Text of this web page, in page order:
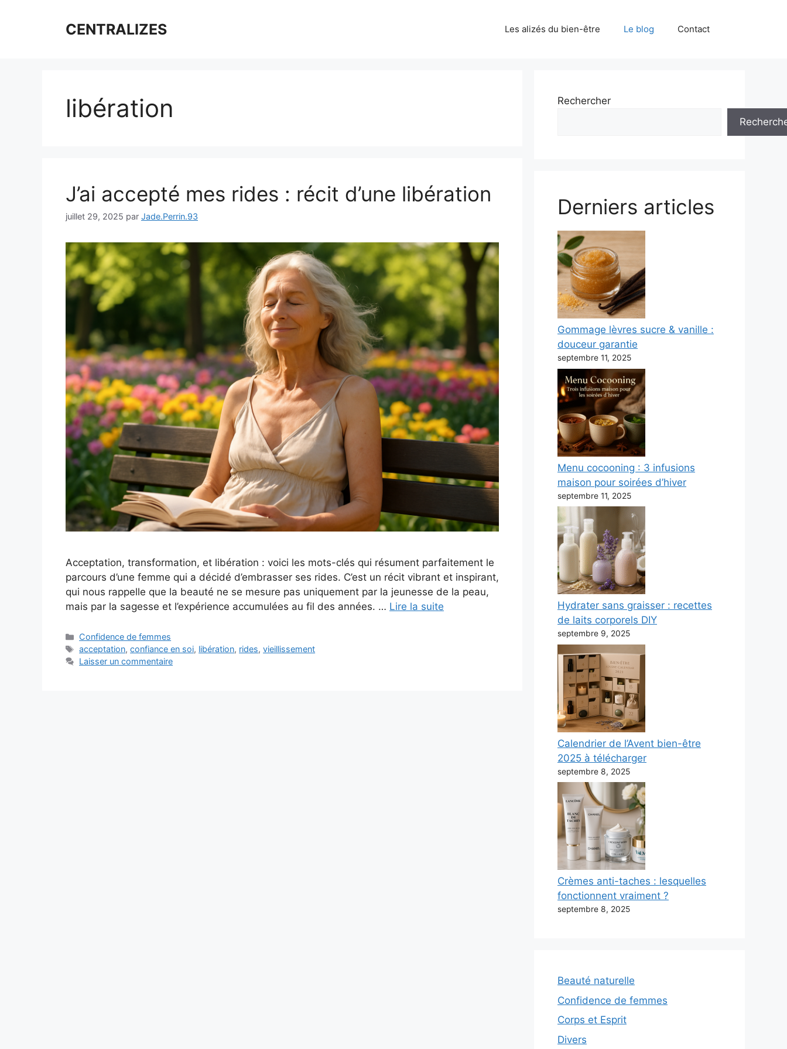
CENTRALIZES Les alizés du bien-être Le blog Contact
libération
J’ai accepté mes rides : récit d’une libération
juillet 29, 2025 par Jade.Perrin.93
Acceptation, transformation, et libération : voici les mots-clés qui résument parfaitement le
parcours d’une femme qui a décidé d’embrasser ses rides. C’est un récit vibrant et inspirant,
qui nous rappelle que la beauté ne se mesure pas uniquement par la jeunesse de la peau,
mais par la sagesse et l’expérience accumulées au fil des années. … Lire la suite
Catégories
Confidence de femmes
Étiquettes
acceptation,confiance en soi, libération, rides,vieillissement
Laisser un commentaire
Rechercher
Derniers articles
Gommage lèvres sucre & vanille :
douceur garantie
septembre 11, 2025
Menu cocooning : 3 infusions
maison pour soirées d’hiver
septembre 11, 2025
Hydrater sans graisser : recettes
de laits corporels DIY
septembre 9, 2025
Calendrier de l’Avent bien-être
2025 à télécharger
septembre 8, 2025
Crèmes anti-taches : lesquelles
fonctionnent vraiment ?
septembre 8, 2025
Beauté naturelle
Confidence de femmes
Corps et Esprit
Divers